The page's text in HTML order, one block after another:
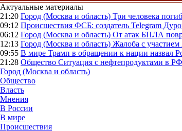
Актуальные материалы
21:20 Город (Москва и область) Три человека
09:12 Происшествия ФСБ: создатель Telegram
06:12 Город (Москва и область) От атак БПЛА
12:13 Город (Москва и область) Жалоба с участием
09:55 В мире Трамп в обращении к нации
21:28 Общество Ситуация с нефтепродуктами в
Город (Москва и область)
Общество
Власть
Мнения
В России
В мире
Происшествия